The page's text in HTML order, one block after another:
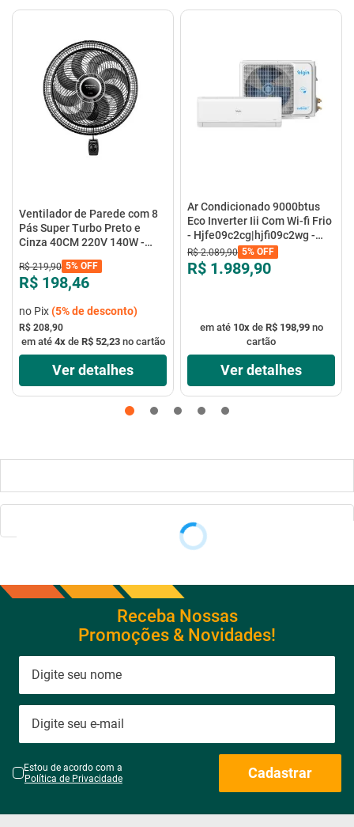
Ventilador de Parede com 8
Pás Super Turbo Preto e
Cinza 40CM 220V 140W -
R$ 219,90 5% OFF
R$ 198,46
no Pix(5%de desconto)
R$ 208,90
em até 4xde R$ 52,23no cartão
Ver detalhes
Ar Condicionado 9000btus
Eco Inverter Iii Com Wi-fi Frio
- Hjfe09c2cg|hjfi09c2wg -
Elgin
R$ 2.089,90 5% OFF
R$ 1.989,90
em até 10xde R$ 198,99no
cartão
Ver detalhes
Receba Nossas
Promoções & Novidades!
Estou de acordo com a
Política de Privacidade
Cadastrar